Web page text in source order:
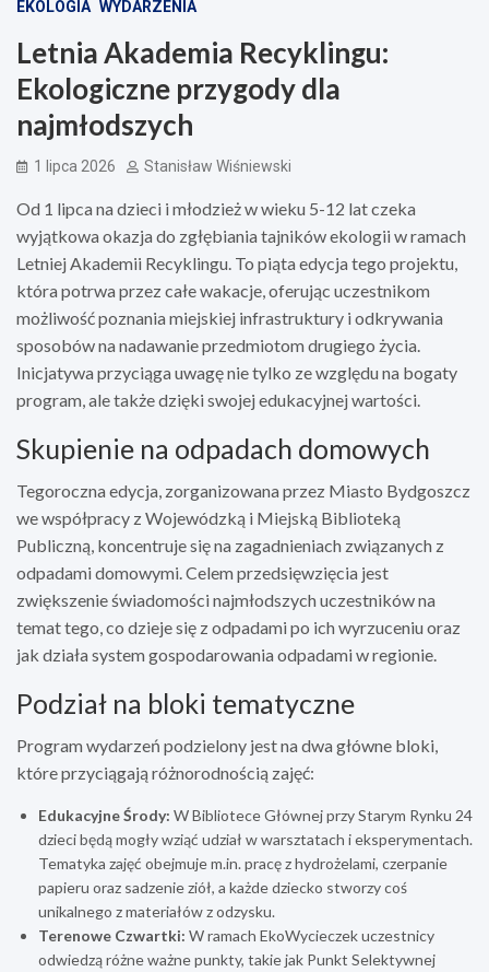
EKOLOGIA WYDARZENIA
Letnia Akademia Recyklingu:
Ekologiczne przygody dla
najmłodszych
1 lipca 2026 Stanisław Wiśniewski
Od 1 lipca na dzieci i młodzież w wieku 5-12 lat czeka
wyjątkowa okazja do zgłębiania tajników ekologii w ramach
Letniej Akademii Recyklingu. To piąta edycja tego projektu,
która potrwa przez całe wakacje, oferując uczestnikom
możliwość poznania miejskiej infrastruktury i odkrywania
sposobów na nadawanie przedmiotom drugiego życia.
Inicjatywa przyciąga uwagę nie tylko ze względu na bogaty
program, ale także dzięki swojej edukacyjnej wartości.
Skupienie na odpadach domowych
Tegoroczna edycja, zorganizowana przez Miasto Bydgoszcz
we współpracy z Wojewódzką i Miejską Biblioteką
Publiczną, koncentruje się na zagadnieniach związanych z
odpadami domowymi. Celem przedsięwzięcia jest
zwiększenie świadomości najmłodszych uczestników na
temat tego, co dzieje się z odpadami po ich wyrzuceniu oraz
jak działa system gospodarowania odpadami w regionie.
Podział na bloki tematyczne
Program wydarzeń podzielony jest na dwa główne bloki,
które przyciągają różnorodnością zajęć:
Edukacyjne Środy: W Bibliotece Głównej przy Starym Rynku 24
dzieci będą mogły wziąć udział w warsztatach i eksperymentach.
Tematyka zajęć obejmuje m.in. pracę z hydrożelami, czerpanie
papieru oraz sadzenie ziół, a każde dziecko stworzy coś
unikalnego z materiałów z odzysku.
Terenowe Czwartki: W ramach EkoWycieczek uczestnicy
odwiedzą różne ważne punkty, takie jak Punkt Selektywnej